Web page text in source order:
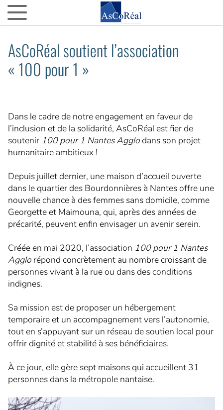
ASCOREAL
Asco…quoi ?
Nos agences d’AMO partout en France
Nos VIP (Very Important Partenaires)
Nos 15 ans
NOTRE ACTUALITÉ
L’actu d’AsCoRéal
La presse parle d’AsCoRéal
NOTRE BOÎTE À OUTILS
L’AMO ça sert à quoi ?
Avez-vous besoin d’un AMO ?
6 phases pour vous accompagner
NOS RÉFÉRENCES
CARRIÈRE
5 bonnes raisons de nous rejoindre
CONTACT
Demande de devis
AsCoRéal soutient l’association
« 100 pour 1 »
Dans le cadre de notre engagement en faveur de
l’inclusion et de la solidarité, AsCoRéal est fier de
soutenir 100 pour 1 Nantes Agglo dans son projet
humanitaire ambitieux !
Depuis juillet dernier, une maison d’accueil ouverte
dans le quartier des Bourdonnières à Nantes offre une
nouvelle chance à des femmes sans domicile, comme
Georgette et Maimouna, qui, après des années de
précarité, peuvent enfin envisager un avenir serein.
Créée en mai 2020, l’association 100 pour 1 Nantes
Agglo répond concrètement au nombre croissant de
personnes vivant à la rue ou dans des conditions
indignes.
Sa mission est de proposer un hébergement
temporaire et un accompagnement vers l’autonomie,
tout en s’appuyant sur un réseau de soutien local pour
offrir dignité et stabilité à ses bénéficiaires.
À ce jour, elle gère sept maisons qui accueillent 31
personnes dans la métropole nantaise.